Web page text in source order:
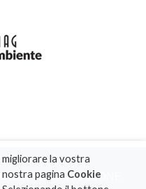
|DICHIARAZIONE
la vostra
nostra pagina Cookie